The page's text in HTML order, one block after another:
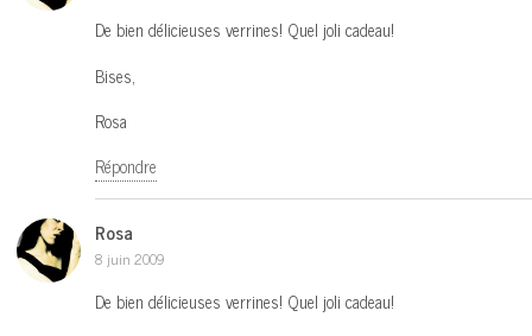
De bien délicieuses verrines! Quel joli cadeau!
Bises,
Rosa
Répondre
Rosa
8 juin 2009
De bien délicieuses verrines! Quel joli cadeau!